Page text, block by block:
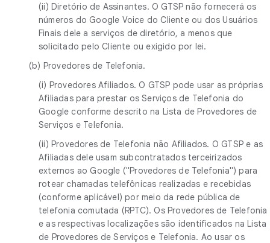
(ii) Diretório de Assinantes. O GTSP não fornecerá os
números do Google Voice do Cliente ou dos Usuários
Finais dele a serviços de diretório, a menos que
solicitado pelo Cliente ou exigido por lei.
(b) Provedores de Telefonia.
(i) Provedores Afiliados. O GTSP pode usar as próprias
Afiliadas para prestar os Serviços de Telefonia do
Google conforme descrito na Lista de Provedores de
Serviços e Telefonia.
(ii) Provedores de Telefonia não Afiliados. O GTSP e as
Afiliadas dele usam subcontratados terceirizados
externos ao Google ("Provedores de Telefonia") para
rotear chamadas telefônicas realizadas e recebidas
(conforme aplicável) por meio da rede pública de
telefonia comutada (RPTC). Os Provedores de Telefonia
e as respectivas localizações são identificados na Lista
de Provedores de Serviços e Telefonia. Ao usar os